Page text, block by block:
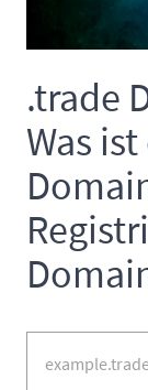
.trade
Was